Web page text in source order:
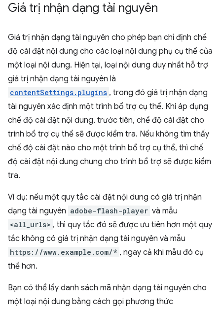
Giá trị nhận dạng tài nguyên
Giá trị nhận dạng tài nguyên cho phép bạn chỉ định chế
độ cài đặt nội dung cho các loại nội dung phụ cụ thể của
một loại nội dung. Hiện tại, loại nội dung duy nhất hỗ trợ
giá trị nhận dạng tài nguyên là
contentSettings.plugins , trong đó giá trị nhận dạng
tài nguyên xác định một trình bổ trợ cụ thể. Khi áp dụng
chế độ cài đặt nội dung, trước tiên, chế độ cài đặt cho
trình bổ trợ cụ thể sẽ được kiểm tra. Nếu không tìm thấy
chế độ cài đặt nào cho một trình bổ trợ cụ thể, thì chế
độ cài đặt nội dung chung cho trình bổ trợ sẽ được kiểm
tra.
Ví dụ: nếu một quy tắc cài đặt nội dung có giá trị nhận
dạng tài nguyên adobe-flash-player và mẫu
<all_urls> , thì quy tắc đó sẽ được ưu tiên hơn một quy
tắc không có giá trị nhận dạng tài nguyên và mẫu
https://www.example.com/* , ngay cả khi mẫu đó cụ
thể hơn.
Bạn có thể lấy danh sách mã nhận dạng tài nguyên cho
một loại nội dung bằng cách gọi phương thức